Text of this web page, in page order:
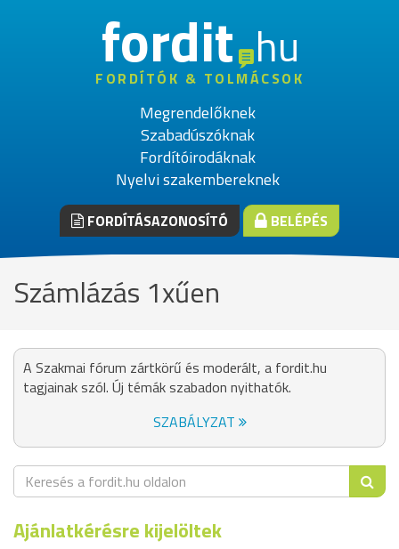
fordithu
FORDÍTÓK & TOLMÁCSOK
Megrendelőknek
Szabadúszóknak
Fordítóirodáknak
Nyelvi szakembereknek
FORDÍTÁSAZONOSÍTÓ BELÉPÉS
Számlázás 1xűen
A Szakmai fórum zártkörű és moderált, a fordit.hu
tagjainak szól. Új témák szabadon nyithatók.
SZABÁLYZAT
Ajánlatkérésre kijelöltek